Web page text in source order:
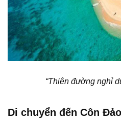
“Thiên đường nghỉ
Di chuyển đến Côn Đảo